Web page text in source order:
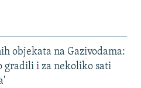
objekata na Gazivodama:
gradili i za nekoliko sati